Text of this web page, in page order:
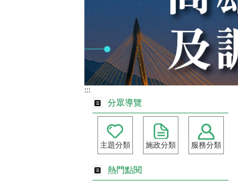
:::
分眾導覽
主題分類 施政分類 服務分類
熱門點閱